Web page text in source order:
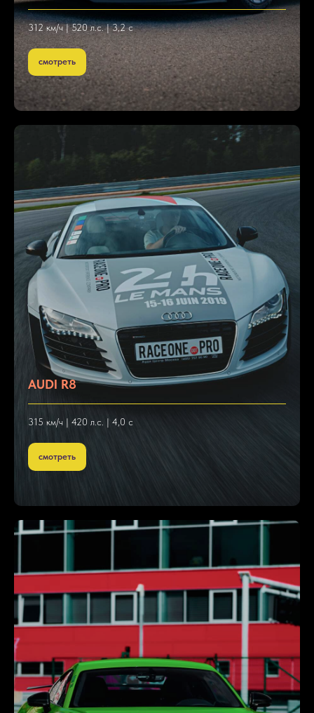
312 км/ч | 520 л.с. | 3,2 с
смотреть
AUDI R8
315 км/ч | 420 л.с. | 4,0 с
смотреть